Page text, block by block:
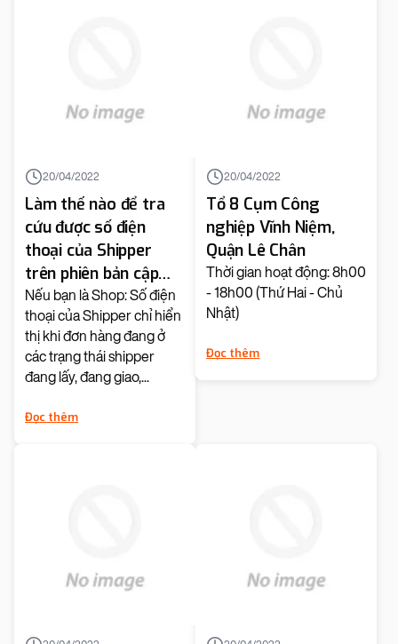
20/04/2022
Làm thế nào để tra
cứu được số điện
thoại của Shipper
trên phiên bản cập
nhật tính năng "Tra
cứu trạng thái đơn
hàng"?
Nếu bạn là Shop: Số điện
thoại của Shipper chỉ hiển
thị khi đơn hàng đang ở
các trạng thái shipper
đang lấy, đang giao,...
Đọc thêm
20/04/2022
Tổ 8 Cụm Công
nghiệp Vĩnh Niệm,
Quận Lê Chân
Thời gian hoạt động: 8h00
- 18h00 (Thứ Hai - Chủ
Nhật)
Đọc thêm